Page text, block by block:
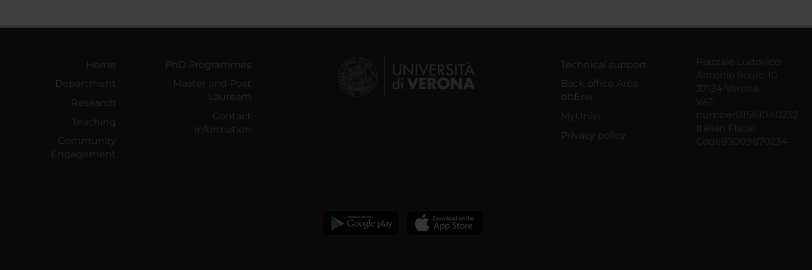
Home
Department
Research
Teaching
Community
Engagement
PhD Programmes
Master and Post
Lauream
Contact
information
Technical support
Back office Area -
dbErw
MyUnivr
Privacy policy
Piazzale Ludovico
Antonio Scuro 10
37124 Verona
VAT
number01541040232
Italian Fiscal
Code93009870234